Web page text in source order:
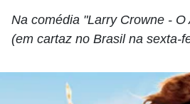
Na comédia "Larry Crowne - O
(em cartaz no Brasil na sexta-